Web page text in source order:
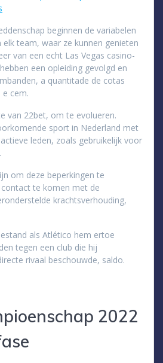
beginnen de variabelen
team, waar ze kunnen genieten
van een echt Las Vegas casino-
een opleiding gevolgd en
a quantitade de cotas
cem.
van 22bet, om te evolueren.
sport in Nederland met
leden, zoals gebruikelijk voor
om deze beperkingen te
te komen met de
krachtsverhouding,
als Atlético hem ertoe
tegen een club die hij
rivaal beschouwde, saldo.
2022